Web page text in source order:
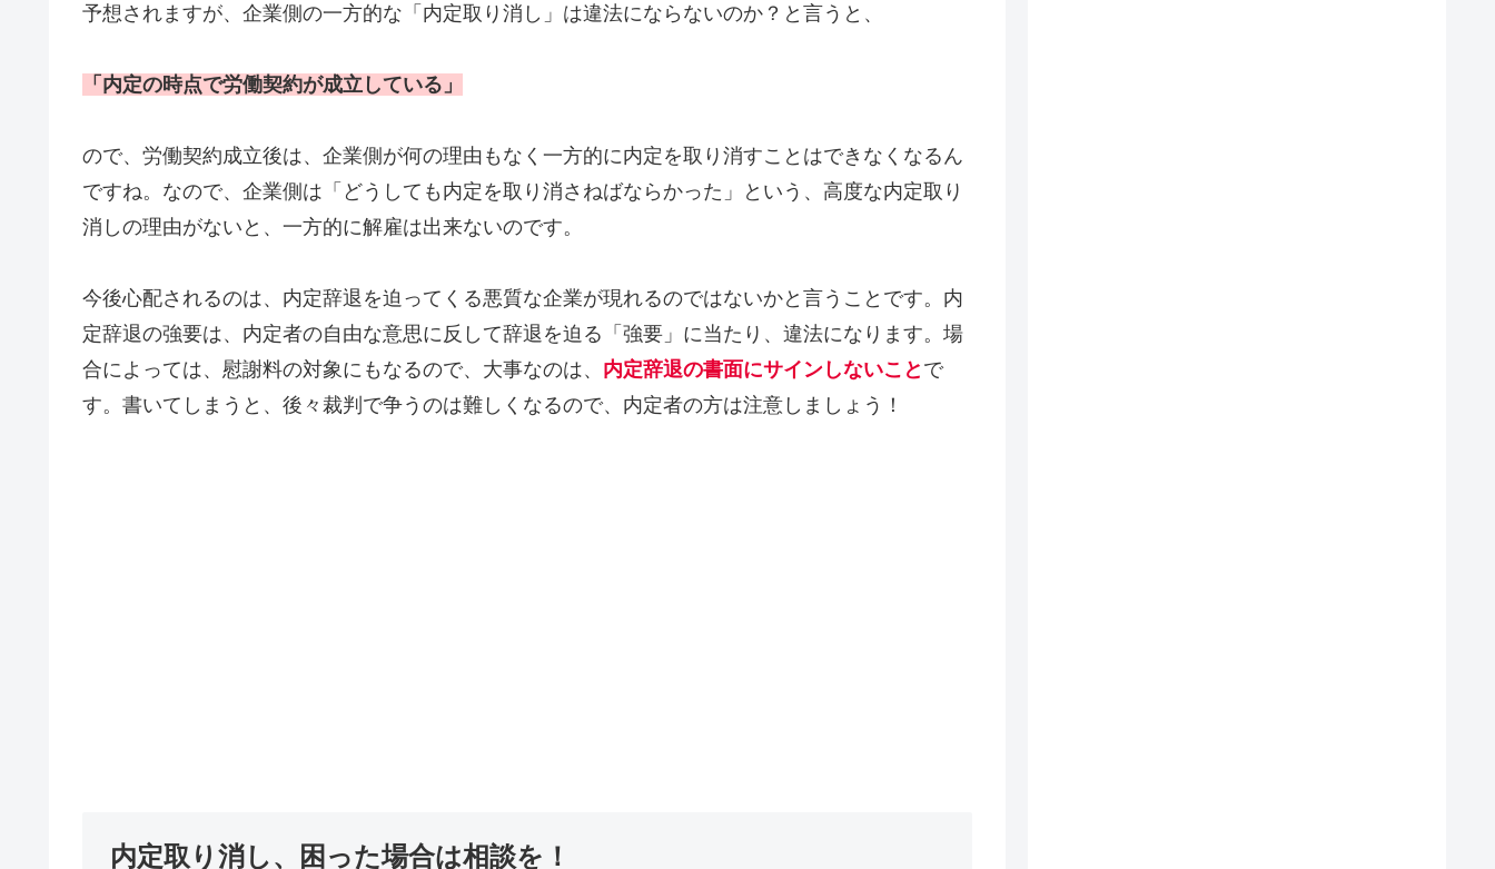
予想されますが、企業側の一方的な「内定取り消し」は違法にならないのか？と言うと、
「内定の時点で労働契約が成立している」
ので、労働契約成立後は、企業側が何の理由もなく一方的に内定を取り消すことはできなくなるん
ですね。なので、企業側は「どうしても内定を取り消さねばならかった」という、高度な内定取り
消しの理由がないと、一方的に解雇は出来ないのです。
今後心配されるのは、内定辞退を迫ってくる悪質な企業が現れるのではないかと言うことです。内
定辞退の強要は、内定者の自由な意思に反して辞退を迫る「強要」に当たり、違法になります。場
合によっては、慰謝料の対象にもなるので、大事なのは、 内定辞退の書面にサインしないこと で
す。書いてしまうと、後々裁判で争うのは難しくなるので、内定者の方は注意しましょう！
内定取り消し、困った場合は相談を！